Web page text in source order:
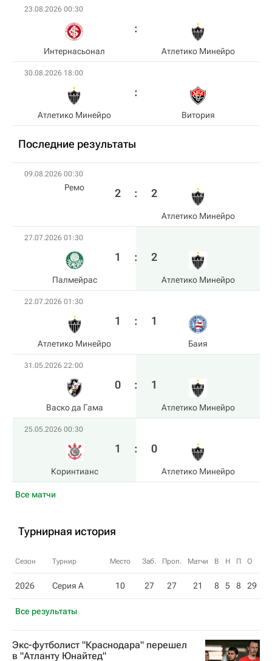
23.08.2026 00:30
Интернасьонал Атлетико Минейро
30.08.2026 18:00
Атлетико Минейро Витория
Последние результаты
Все матчи
09.08.2026 00:30
Ремо 2 : 2
Атлетико Минейро
27.07.2026 01:30
Палмейрас
1 : 2
Атлетико Минейро
22.07.2026 01:30
Атлетико Минейро
1 : 1
Баия
31.05.2026 22:00
Васко да Гама
0 : 1
Атлетико Минейро
25.05.2026 00:30
Коринтианс
1 : 0
Атлетико Минейро
Турнирная история
Сезон Турнир Место Заб. Проп. Матчи В Н П О
2026 Серия А 10 27 27 21 8 5 8 29
Все результаты
Экс-футболист "Краснодара" перешел
в "Атланту Юнайтед"